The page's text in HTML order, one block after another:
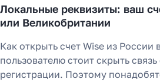
Локальные реквизиты: ваш
или Великобритании
Как открыть счет Wise из России
пользователю стоит скрыть
регистрации. Поэтому